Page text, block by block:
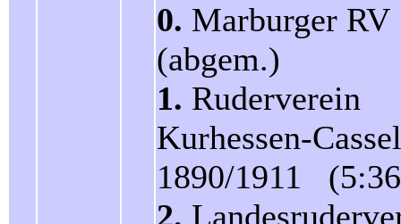
0. Marburger
(abgem.)
1. Ruderverein
Kurhessen-Cassel
1890/1911
2.